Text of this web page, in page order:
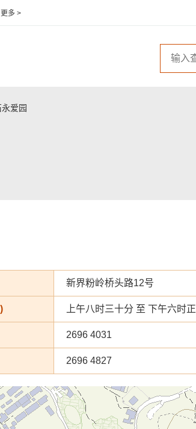
更多 >
爱园
新界粉岭桥头路12号
上午八时三十分 至 下午六时正
2696 4031
2696 4827